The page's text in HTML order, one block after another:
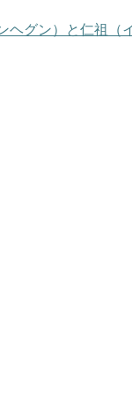
ヘグン）と仁祖（